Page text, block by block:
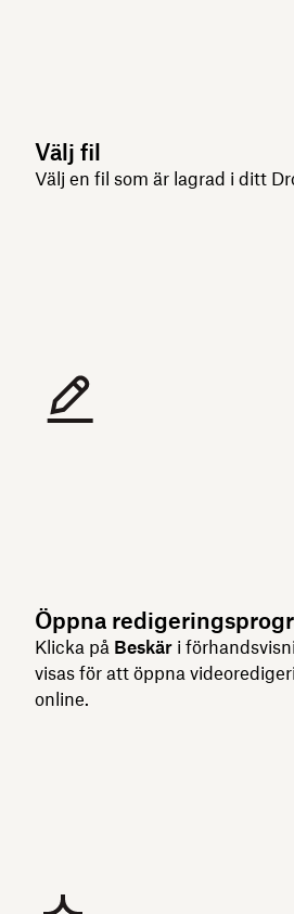
Välj fil
Välj en fil som är lagrad i ditt
Öppna
Klicka på Beskär i
visas för att öppna
online.